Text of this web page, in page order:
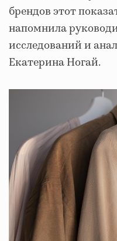
брендов этот
напомнила
исследований и
Екатерина Ногай.